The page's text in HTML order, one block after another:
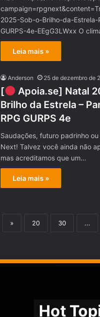
2025-Sob-o-Brilho-da-
GURPS-4e-EEgG3LWxx O
Leia mais »
Anderson 25 de dezembro de
[
Apoia.se] Natal
Brilho da Estrela –
RPG GURPS 4e
Saudações, futuro padrinho
Next! Talvez você ainda não
mas acreditamos que um…
Leia mais »
» 20 30 ...
Hot